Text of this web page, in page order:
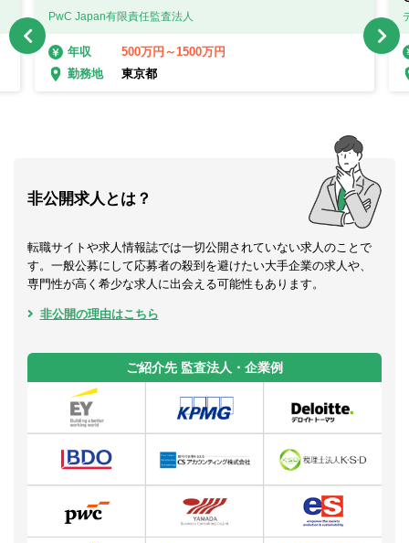
PwC Japan有限責任監査法人
年収
500万円～1500万円
勤務地
東京都
非公開求人とは？
転職サイトや求人情報誌では一切公開されていない求人のことで
す。一般公募にして応募者の殺到を避けたい大手企業の求人や、
専門性が高く希少な求人に出会える可能性もあります。
非公開の理由はこちら
ご紹介先 監査法人・企業例